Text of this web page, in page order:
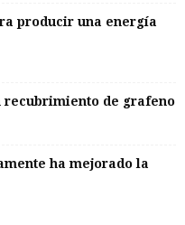
producir una energía
recubrimiento de grafeno
ha mejorado la